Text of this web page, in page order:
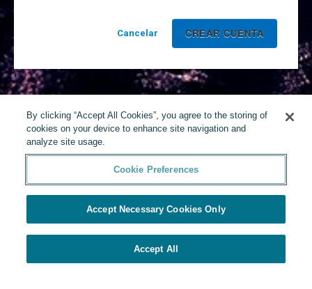
Cancelar
By clicking “Accept All Cookies”, you agree to the storing of
cookies on your device to enhance site navigation and
analyze site usage.
Cookie Preferences
Accept Necessary Cookies Only
Accept All